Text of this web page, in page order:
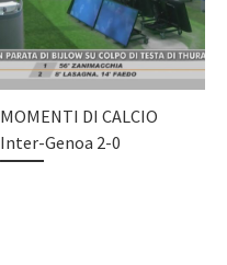
MOMENTI DI CALCIO
Inter-Genoa 2-0